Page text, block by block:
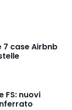
7 case Airbnb
FS: nuovi